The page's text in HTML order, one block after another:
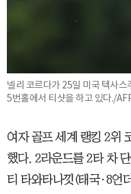
넬리 코르다가 25일 미국 텍사
5번홀에서 티샷을 하고 있다./
여자 골프 세계 랭킹 2위
했다. 2라운드를 2타 차
티 타와타나낏(태국·8언